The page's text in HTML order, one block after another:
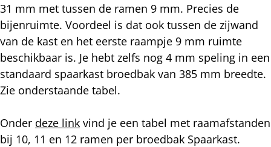
31 mm met tussen de ramen 9 mm. Precies de
bijenruimte. Voordeel is dat ook tussen de zijwand
van de kast en het eerste raampje 9 mm ruimte
beschikbaar is. Je hebt zelfs nog 4 mm speling in een
standaard spaarkast broedbak van 385 mm breedte.
Zie onderstaande tabel.
Onder deze link vind je een tabel met raamafstanden
bij 10, 11 en 12 ramen per broedbak Spaarkast.